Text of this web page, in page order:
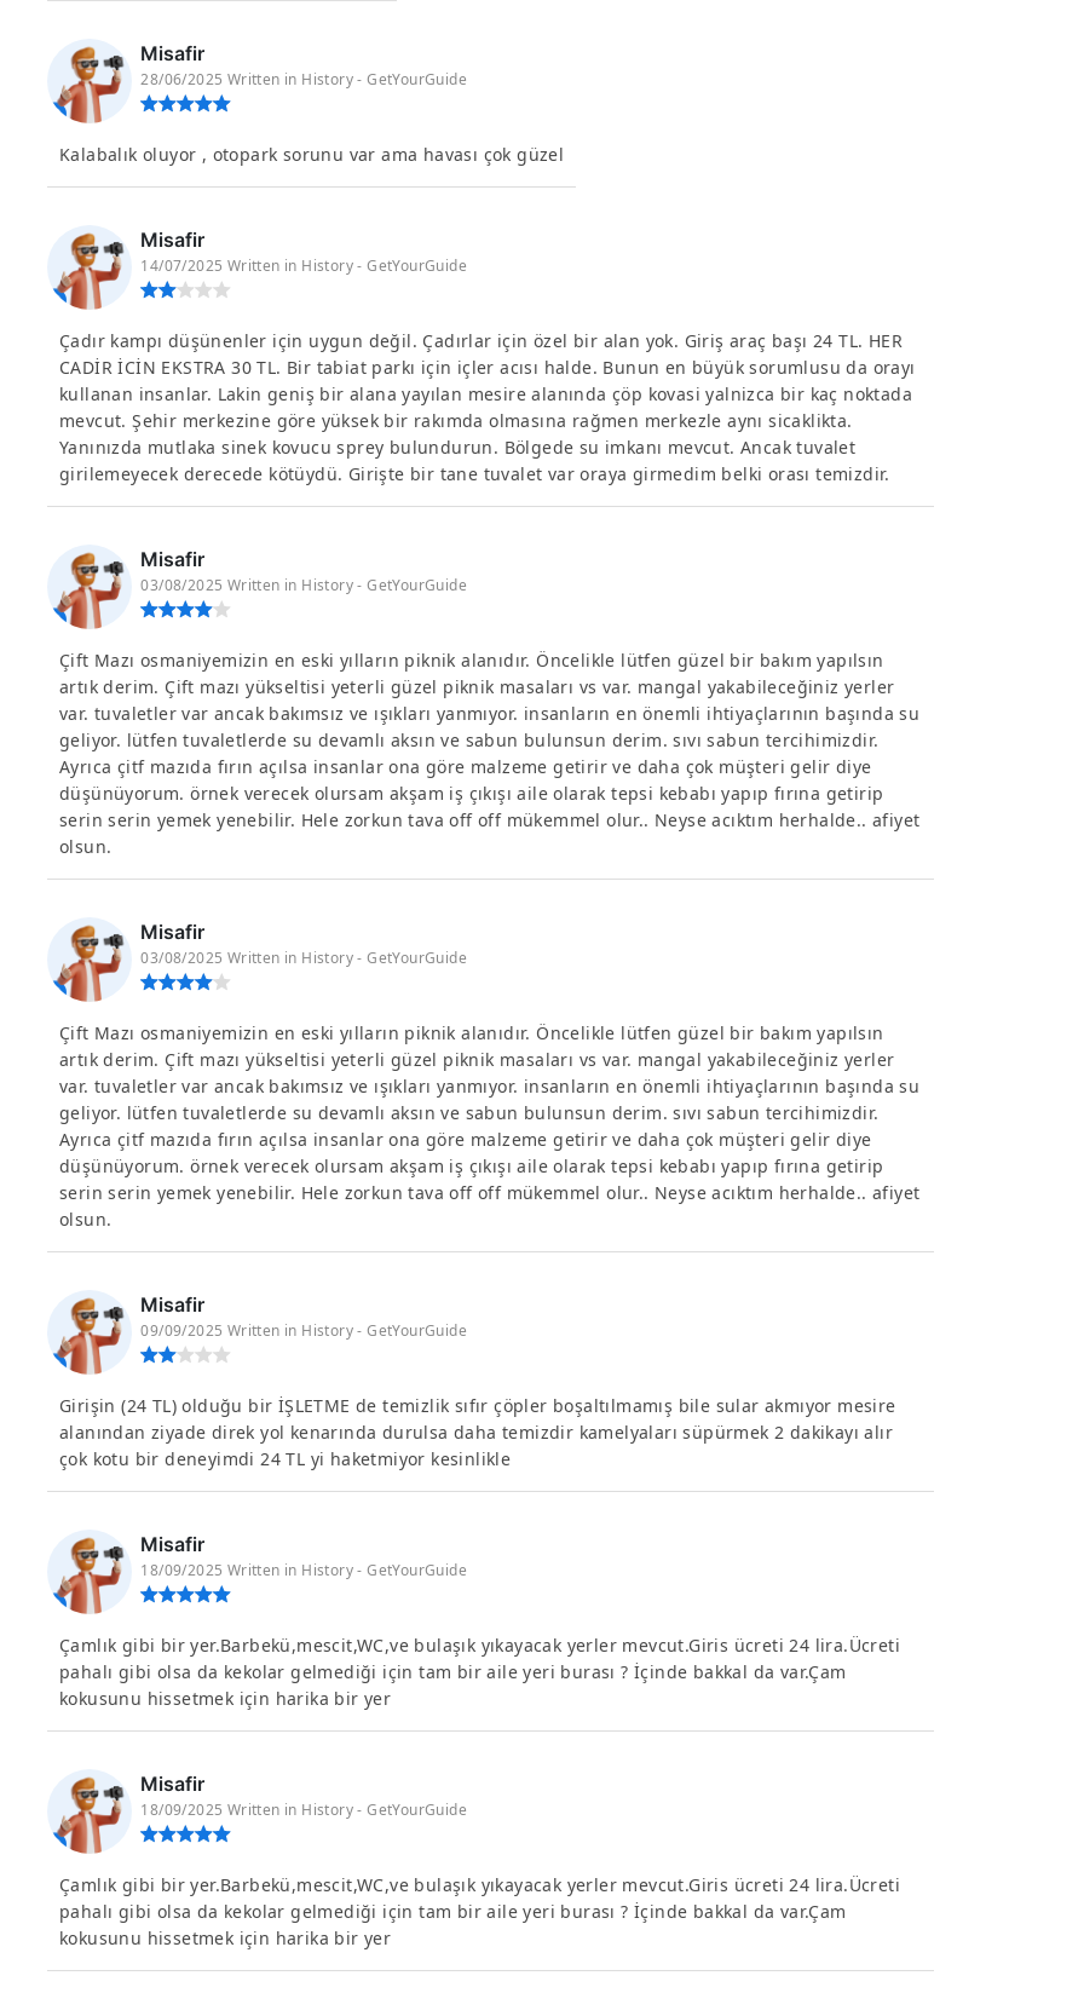
Misafir
28/06/2025 Written in History - GetYourGuide
Kalabalık oluyor , otopark sorunu var ama havası çok güzel
Misafir
14/07/2025 Written in History - GetYourGuide
Çadır kampı düşünenler için uygun değil. Çadırlar için özel bir alan yok. Giriş araç başı 24 TL. HER
CADİR İCİN EKSTRA 30 TL. Bir tabiat parkı için içler acısı halde. Bunun en büyük sorumlusu da orayı
kullanan insanlar. Lakin geniş bir alana yayılan mesire alanında çöp kovasi yalnizca bir kaç noktada
mevcut. Şehir merkezine göre yüksek bir rakımda olmasına rağmen merkezle aynı sicaklikta.
Yanınızda mutlaka sinek kovucu sprey bulundurun. Bölgede su imkanı mevcut. Ancak tuvalet
girilemeyecek derecede kötüydü. Girişte bir tane tuvalet var oraya girmedim belki orası temizdir.
Misafir
03/08/2025 Written in History - GetYourGuide
Çift Mazı osmaniyemizin en eski yılların piknik alanıdır. Öncelikle lütfen güzel bir bakım yapılsın
artık derim. Çift mazı yükseltisi yeterli güzel piknik masaları vs var. mangal yakabileceğiniz yerler
var. tuvaletler var ancak bakımsız ve ışıkları yanmıyor. insanların en önemli ihtiyaçlarının başında su
geliyor. lütfen tuvaletlerde su devamlı aksın ve sabun bulunsun derim. sıvı sabun tercihimizdir.
Ayrıca çitf mazıda fırın açılsa insanlar ona göre malzeme getirir ve daha çok müşteri gelir diye
düşünüyorum. örnek verecek olursam akşam iş çıkışı aile olarak tepsi kebabı yapıp fırına getirip
serin serin yemek yenebilir. Hele zorkun tava off off mükemmel olur.. Neyse acıktım herhalde.. afiyet
olsun.
Misafir
03/08/2025 Written in History - GetYourGuide
Çift Mazı osmaniyemizin en eski yılların piknik alanıdır. Öncelikle lütfen güzel bir bakım yapılsın
artık derim. Çift mazı yükseltisi yeterli güzel piknik masaları vs var. mangal yakabileceğiniz yerler
var. tuvaletler var ancak bakımsız ve ışıkları yanmıyor. insanların en önemli ihtiyaçlarının başında su
geliyor. lütfen tuvaletlerde su devamlı aksın ve sabun bulunsun derim. sıvı sabun tercihimizdir.
Ayrıca çitf mazıda fırın açılsa insanlar ona göre malzeme getirir ve daha çok müşteri gelir diye
düşünüyorum. örnek verecek olursam akşam iş çıkışı aile olarak tepsi kebabı yapıp fırına getirip
serin serin yemek yenebilir. Hele zorkun tava off off mükemmel olur.. Neyse acıktım herhalde.. afiyet
olsun.
Misafir
09/09/2025 Written in History - GetYourGuide
Girişin (24 TL) olduğu bir İŞLETME de temizlik sıfır çöpler boşaltılmamış bile sular akmıyor mesire
alanından ziyade direk yol kenarında durulsa daha temizdir kamelyaları süpürmek 2 dakikayı alır
çok kotu bir deneyimdi 24 TL yi haketmiyor kesinlikle
Misafir
18/09/2025 Written in History - GetYourGuide
Çamlık gibi bir yer.Barbekü,mescit,WC,ve bulaşık yıkayacak yerler mevcut.Giris ücreti 24 lira.Ücreti
pahalı gibi olsa da kekolar gelmediği için tam bir aile yeri burası ? İçinde bakkal da var.Çam
kokusunu hissetmek için harika bir yer
Misafir
18/09/2025 Written in History - GetYourGuide
Çamlık gibi bir yer.Barbekü,mescit,WC,ve bulaşık yıkayacak yerler mevcut.Giris ücreti 24 lira.Ücreti
pahalı gibi olsa da kekolar gelmediği için tam bir aile yeri burası ? İçinde bakkal da var.Çam
kokusunu hissetmek için harika bir yer